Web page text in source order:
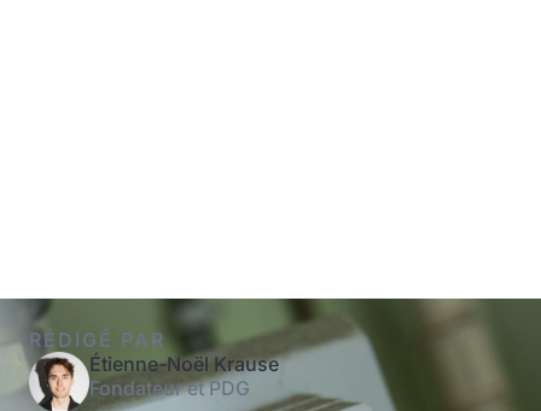
RÉDIGÉ PAR
Étienne-Noël Krause
Fondateur et PDG